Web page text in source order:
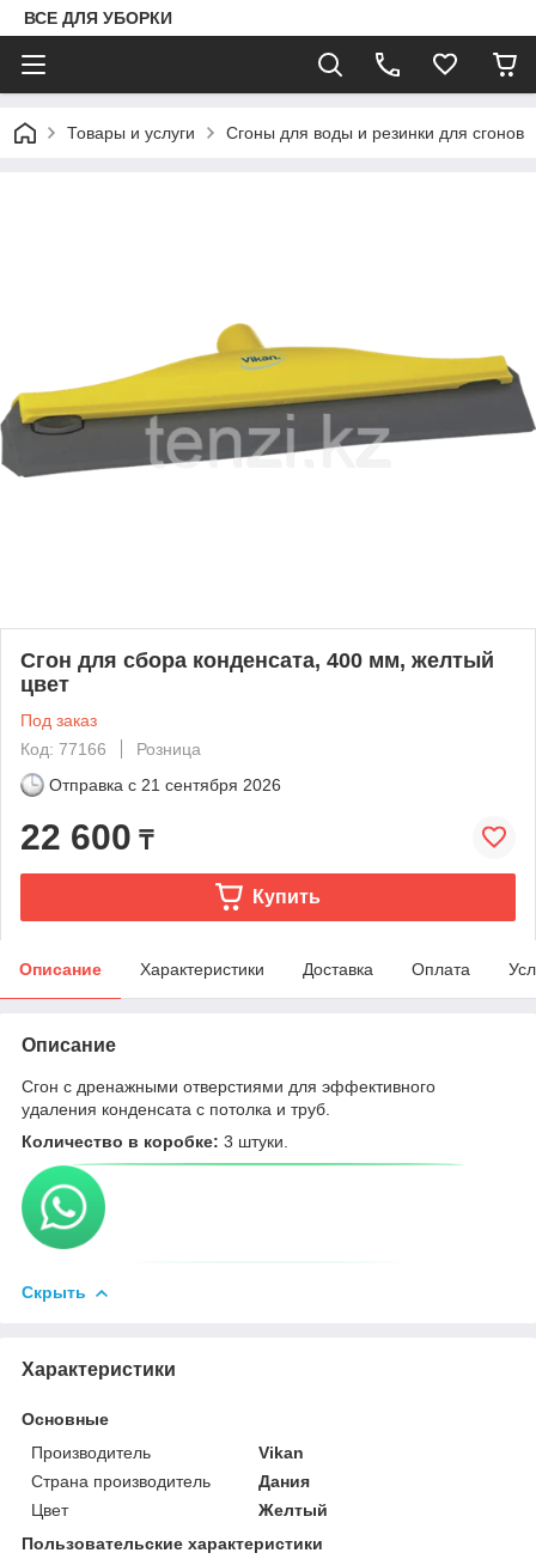
ВСЕ ДЛЯ УБОРКИ
Товары и услуги Сгоны для воды и резинки для сгонов
Сгон для сбора конденсата, 400 мм, желтый
цвет
Под заказ
Код: 77166
Розница
Отправка с 21 сентября 2026
22 600 ₸
Купить
Описание Характеристики Доставка Оплата
Описание
Сгон с дренажными отверстиями для эффективного
удаления конденсата с потолка и труб.
Количество в коробке: 3 штуки.
Скрыть
Характеристики
Основные
Производитель
Vikan
Страна производитель
Дания
Цвет
Желтый
Пользовательские характеристики